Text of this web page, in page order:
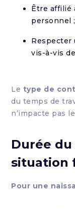
Être affilié
personnel ;
Respecter
vis-à-vis
Le type de
du temps de
n’impacte pas
Durée
situation
Pour une